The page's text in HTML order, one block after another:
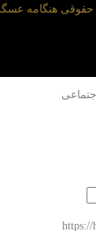
حقوقی هنگامه
https://